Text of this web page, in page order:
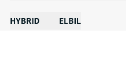
HYBRID ELBIL